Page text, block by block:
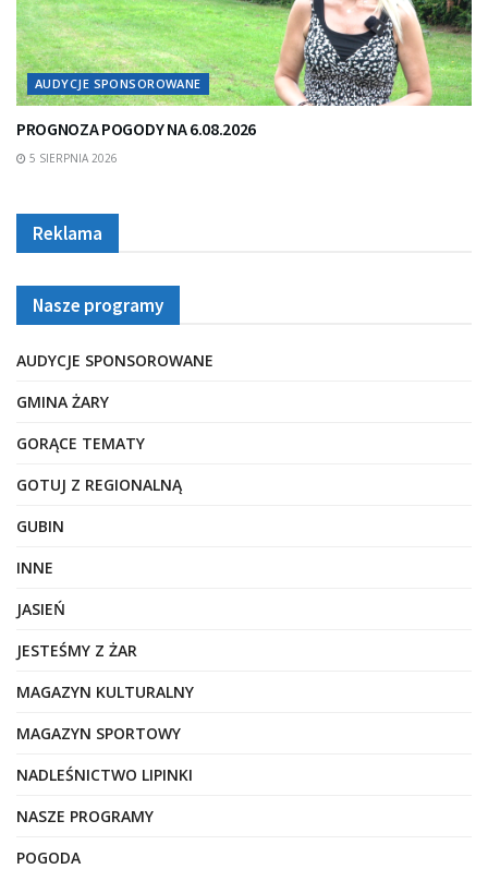
AUDYCJE SPONSOROWANE
PROGNOZA POGODY NA 6.08.2026
5 SIERPNIA 2026
Reklama
Nasze programy
AUDYCJE SPONSOROWANE
GMINA ŻARY
GORĄCE TEMATY
GOTUJ Z REGIONALNĄ
GUBIN
INNE
JASIEŃ
JESTEŚMY Z ŻAR
MAGAZYN KULTURALNY
MAGAZYN SPORTOWY
NADLEŚNICTWO LIPINKI
NASZE PROGRAMY
POGODA